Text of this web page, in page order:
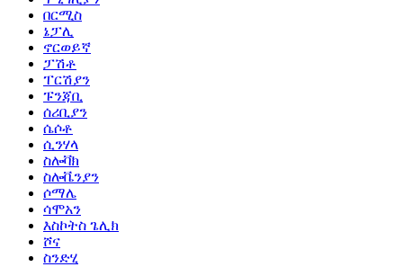
በርሚስ
ኔፓሊ
ኖርወይኛ
ፓሽቶ
ፐርሽያን
ፑንጃቢ
ሰሪቢያን
ሴሶቶ
ሲንሃላ
ስሎቫክ
ስሎቬንያን
ሶማሌ
ሳሞአን
እስኮትስ ጌሊክ
ሾና
ስንድሂ